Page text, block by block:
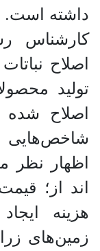
داشته است.
کارشناس
اصلاح
تولید
اصلاح
شاخص‌هایی
اظهار نظر
اند از؛
هزینه
زمین‌های